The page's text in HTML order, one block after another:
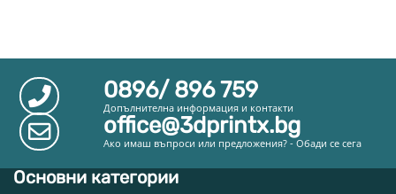
0896/ 896 759
Допълнителна информация и контакти
office@3dprintx.bg
Ако имаш въпроси или предложения? - Обади се сега
Основни категории